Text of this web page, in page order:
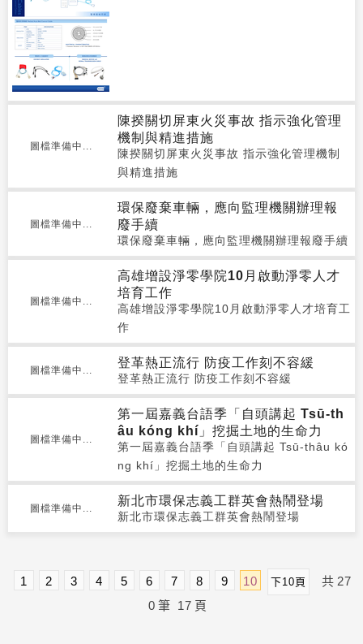
圖檔準備中...
陳揆關切屏東火災事故 指示強化管理
機制與精進措施
陳揆關切屏東火災事故 指示強化管理機制
與精進措施
圖檔準備中...
環保廢棄車輛，應向監理機關辦理報
廢手續
環保廢棄車輛，應向監理機關辦理報廢手續
圖檔準備中...
高雄增設淨零學院10月啟動淨零人才
培育工作
高雄增設淨零學院10月啟動淨零人才培育工
作
圖檔準備中...
登革熱正流行 防疫工作刻不容緩
登革熱正流行 防疫工作刻不容緩
圖檔準備中...
第一屆嘉義台語季「自頭講起 Tsū-th
âu kóng khí」挖掘土地的生命力
第一屆嘉義台語季「自頭講起 Tsū-thâu kó
ng khí」挖掘土地的生命力
圖檔準備中...
新北市環保志義工群英會熱鬧登場
新北市環保志義工群英會熱鬧登場
1 2 3 4 5 6 7 8 9 10 下10頁 共 27
0 筆 17 頁